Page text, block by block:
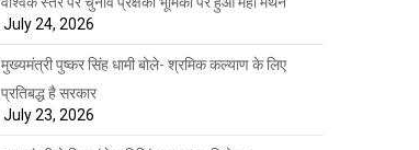
July 24, 2026
मुख्यमंत्री पुष्कर सिंह धामी बोले- श्रमिक कल्याण के लिए
प्रतिबद्ध है सरकार
July 23, 2026